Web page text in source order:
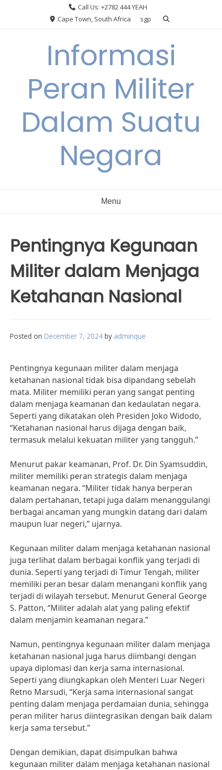
Call Us: +2782 444 YEAH
Cape Town, South Africa
sgp
Informasi
Peran Militer
Dalam Suatu
Negara
Menu
Pentingnya Kegunaan
Militer dalam Menjaga
Ketahanan Nasional
Posted on December 7, 2024 by adminque
Pentingnya kegunaan militer dalam menjaga
ketahanan nasional tidak bisa dipandang sebelah
mata. Militer memiliki peran yang sangat penting
dalam menjaga keamanan dan kedaulatan negara.
Seperti yang dikatakan oleh Presiden Joko Widodo,
“Ketahanan nasional harus dijaga dengan baik,
termasuk melalui kekuatan militer yang tangguh.”
Menurut pakar keamanan, Prof. Dr. Din Syamsuddin,
militer memiliki peran strategis dalam menjaga
keamanan negara. “Militer tidak hanya berperan
dalam pertahanan, tetapi juga dalam menanggulangi
berbagai ancaman yang mungkin datang dari dalam
maupun luar negeri,” ujarnya.
Kegunaan militer dalam menjaga ketahanan nasional
juga terlihat dalam berbagai konflik yang terjadi di
dunia. Seperti yang terjadi di Timur Tengah, militer
memiliki peran besar dalam menangani konflik yang
terjadi di wilayah tersebut. Menurut General George
S. Patton, “Militer adalah alat yang paling efektif
dalam menjamin keamanan negara.”
Namun, pentingnya kegunaan militer dalam menjaga
ketahanan nasional juga harus diimbangi dengan
upaya diplomasi dan kerja sama internasional.
Seperti yang diungkapkan oleh Menteri Luar Negeri
Retno Marsudi, “Kerja sama internasional sangat
penting dalam menjaga perdamaian dunia, sehingga
peran militer harus diintegrasikan dengan baik dalam
kerja sama tersebut.”
Dengan demikian, dapat disimpulkan bahwa
kegunaan militer dalam menjaga ketahanan nasional